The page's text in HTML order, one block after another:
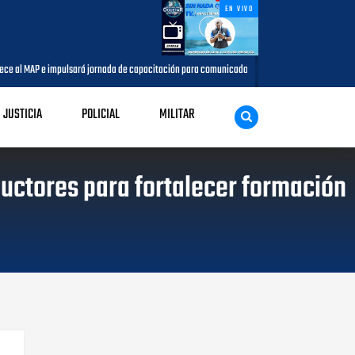
EN VIVO
de capacitación para comunicadores del municipio
JUSTICIA POLICIAL MILITAR
para fortalecer formación